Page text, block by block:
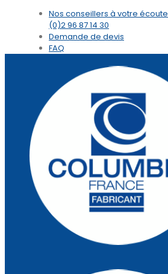
Nos conseillers à votre écoute
(0)2 96 87 14 30
Demande de devis
FAQ